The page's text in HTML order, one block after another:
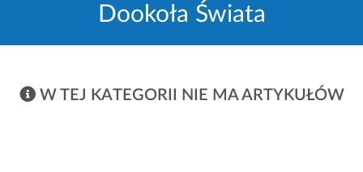
Dookoła Świata
W TEJ KATEGORII NIE MA ARTYKUŁÓW